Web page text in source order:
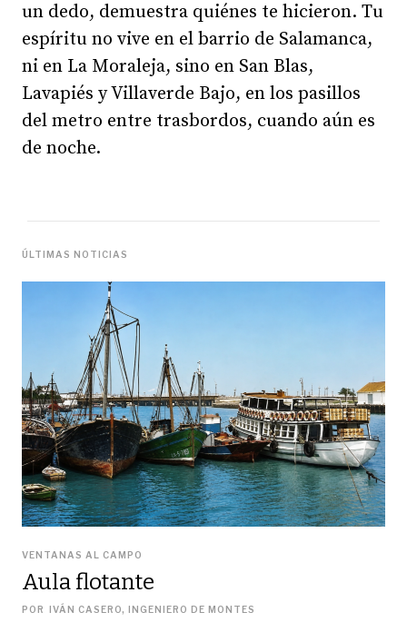
un dedo, demuestra quiénes te hicieron. Tu
espíritu no vive en el barrio de Salamanca,
ni en La Moraleja, sino en San Blas,
Lavapiés y Villaverde Bajo, en los pasillos
del metro entre trasbordos, cuando aún es
de noche.
ÚLTIMAS NOTICIAS
VENTANAS AL CAMPO
Aula flotante
POR IVÁN CASERO, INGENIERO DE MONTES